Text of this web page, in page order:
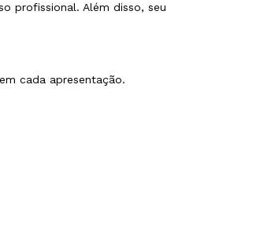
profissional. Além disso, seu
cada apresentação.